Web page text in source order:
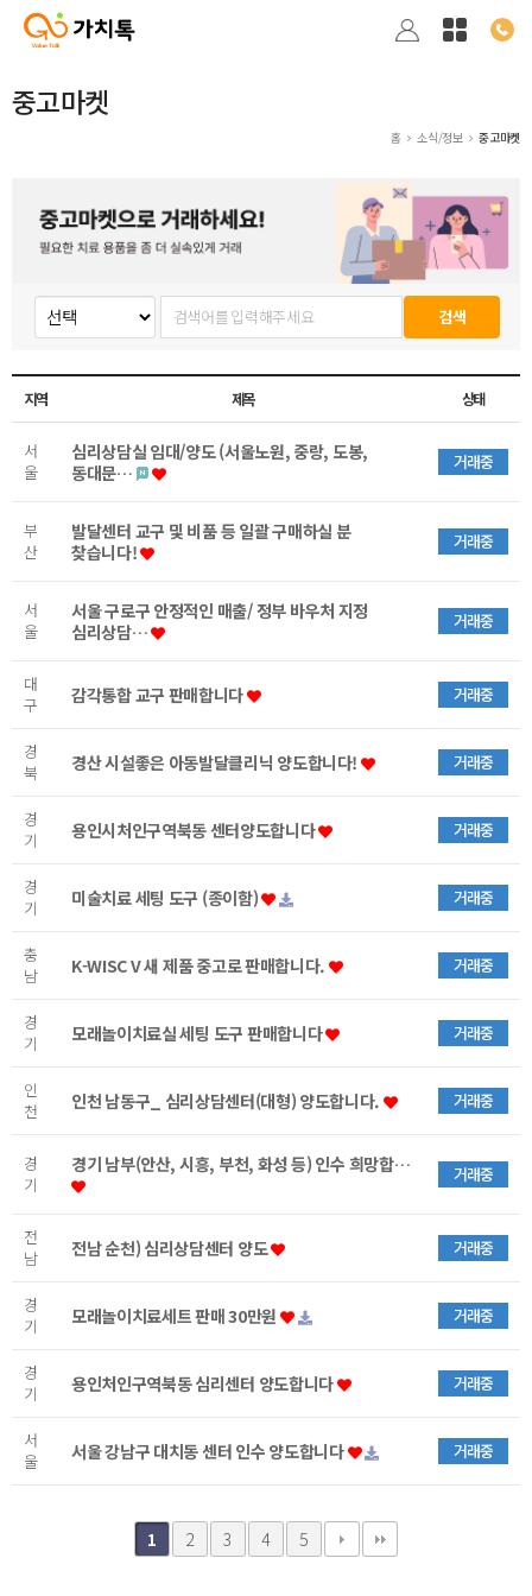
중고마켓
홈 소식/정보 중고마켓
검색
지역 제목 상태
서
울
심리상담실 임대/양도 (서울노원, 중랑, 도봉,
동대문…
거래중
부
산
발달센터 교구 및 비품 등 일괄 구매하실 분
찾습니다!
거래중
서
울
서울 구로구 안정적인 매출/ 정부 바우처 지정
심리상담…
거래중
대
구
감각통합 교구 판매합니다 거래중
경
북
경산 시설좋은 아동발달클리닉 양도합니다! 거래중
경
기
용인시처인구역북동 센터양도합니다 거래중
경
기
미술치료 세팅 도구 (종이함) 거래중
충
남
K-WISC V 새 제품 중고로 판매합니다. 거래중
경
기
모래놀이치료실 세팅 도구 판매합니다 거래중
인
천
인천 남동구_ 심리상담센터(대형) 양도합니다. 거래중
경
기
경기 남부(안산, 시흥, 부천, 화성 등) 인수 희망합… 거래중
전
남
전남 순천) 심리상담센터 양도 거래중
경
기
모래놀이치료세트 판매 30만원 거래중
경
기
용인처인구역북동 심리센터 양도합니다 거래중
서
울
서울 강남구 대치동 센터 인수 양도합니다 거래중
1 2 3 4 5